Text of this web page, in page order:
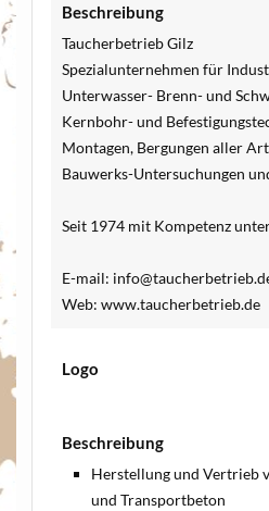
Beschreibung
Taucherbetrieb Gilz
Spezialunternehmen für
Unterwasser- Brenn- und
Kernbohr- und
Montagen, Bergungen aller Art
Bauwerks-Untersuchungen
Seit 1974 mit Kompetenz
E-mail:
Web: www.taucherbetrieb.de
Logo
Beschreibung
Herstellung und Vertrieb
und Transportbeton